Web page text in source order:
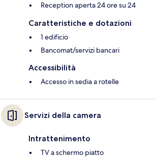
Reception aperta 24 ore su 24
Caratteristiche e dotazioni
1 edificio
Bancomat/servizi bancari
Accessibilità
Accesso in sedia a rotelle
Servizi della camera
Intrattenimento
TV a schermo piatto